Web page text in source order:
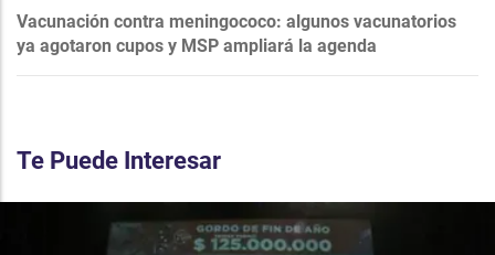
Vacunación contra meningococo: algunos vacunatorios
ya agotaron cupos y MSP ampliará la agenda
Te Puede Interesar